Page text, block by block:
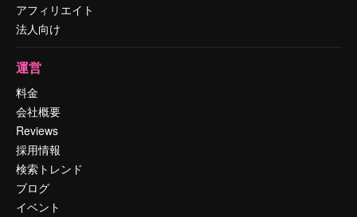
アフィリエイト
法人向け
運営
料金
会社概要
Reviews
採用情報
検索トレンド
ブログ
イベント